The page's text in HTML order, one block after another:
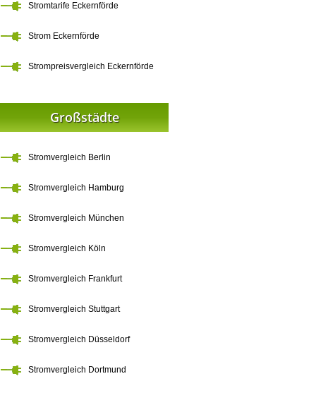
Stromtarife Eckernförde
Strom Eckernförde
Strompreisvergleich Eckernförde
Großstädte
Stromvergleich Berlin
Stromvergleich Hamburg
Stromvergleich München
Stromvergleich Köln
Stromvergleich Frankfurt
Stromvergleich Stuttgart
Stromvergleich Düsseldorf
Stromvergleich Dortmund